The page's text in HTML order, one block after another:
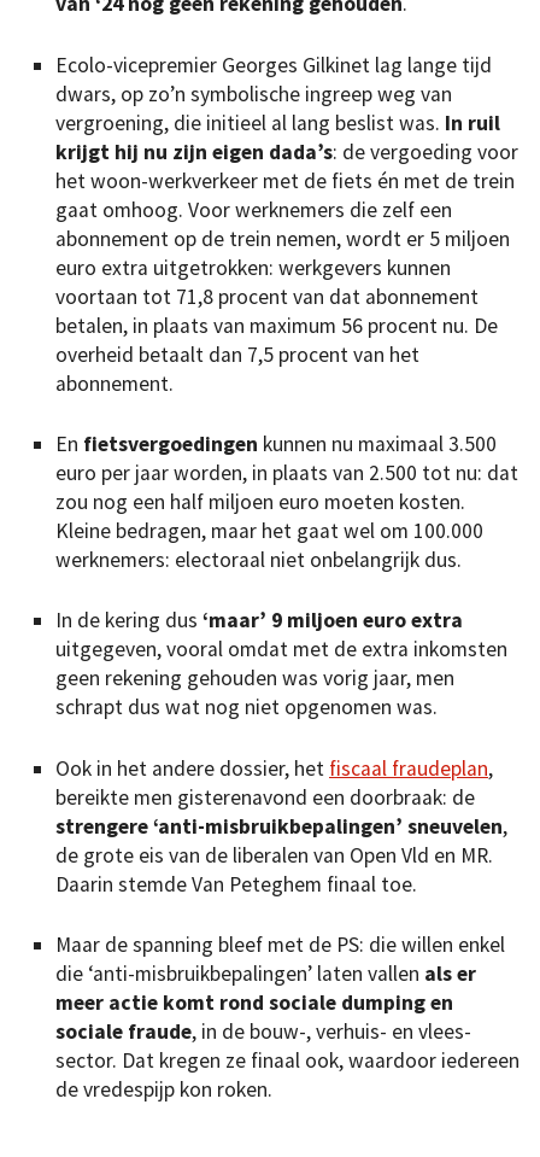
Ecolo-vicepremier Georges Gilkinet lag lange tijd
dwars, op zo’n symbolische ingreep weg van
vergroening, die initieel al lang beslist was. In ruil
krijgt hij nu zijn eigen dada’s: de vergoeding voor
het woon-werkverkeer met de fiets én met de trein
gaat omhoog. Voor werknemers die zelf een
abonnement op de trein nemen, wordt er 5 miljoen
euro extra uitgetrokken: werkgevers kunnen
voortaan tot 71,8 procent van dat abonnement
betalen, in plaats van maximum 56 procent nu. De
overheid betaalt dan 7,5 procent van het
abonnement.
En fietsvergoedingen kunnen nu maximaal 3.500
euro per jaar worden, in plaats van 2.500 tot nu: dat
zou nog een half miljoen euro moeten kosten.
Kleine bedragen, maar het gaat wel om 100.000
werknemers: electoraal niet onbelangrijk dus.
In de kering dus ‘maar’ 9 miljoen euro extra
uitgegeven, vooral omdat met de extra inkomsten
geen rekening gehouden was vorig jaar, men
schrapt dus wat nog niet opgenomen was.
Ook in het andere dossier, het fiscaal fraudeplan,
bereikte men gisterenavond een doorbraak: de
strengere ‘anti-misbruikbepalingen’ sneuvelen,
de grote eis van de liberalen van Open Vld en MR.
Daarin stemde Van Peteghem finaal toe.
Maar de spanning bleef met de PS: die willen enkel
die ‘anti-misbruikbepalingen’ laten vallen als er
meer actie komt rond sociale dumping en
sociale fraude, in de bouw-, verhuis- en vlees-
sector. Dat kregen ze finaal ook, waardoor iedereen
de vredespijp kon roken.